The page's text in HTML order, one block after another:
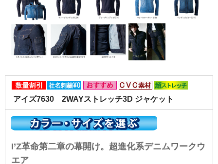
アイズ7630 2WAYストレッチ3D ジャケット
I’Z革命第二章の幕開け。超進化系デニムワークウ
エア